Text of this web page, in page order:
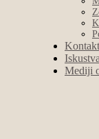
Kontakt
Mediji